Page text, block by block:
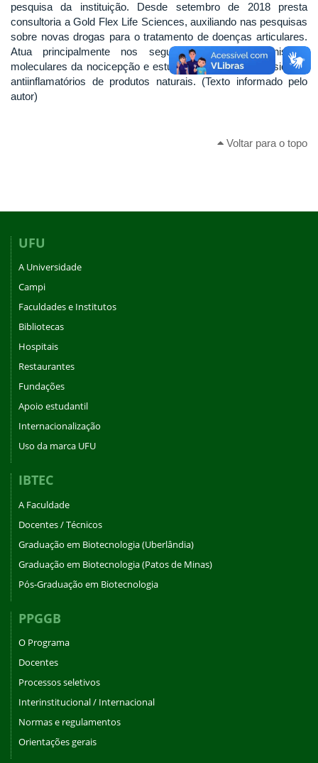
pesquisa da instituição. Desde setembro de 2018 presta
consultoria a Gold Flex Life Sciences, auxiliando nas pesquisas
sobre novas drogas para o tratamento de doenças articulares.
Atua principalmente nos seguintes temas: mecanismos
moleculares da nocicepção e estudo dos efeitos analgésicos e
antiinflamatórios de produtos naturais. (Texto informado pelo
autor)
Voltar para o topo
UFU
A Universidade
Campi
Faculdades e Institutos
Bibliotecas
Hospitais
Restaurantes
Fundações
Apoio estudantil
Internacionalização
Uso da marca UFU
IBTEC
A Faculdade
Docentes / Técnicos
Graduação em Biotecnologia (Uberlândia)
Graduação em Biotecnologia (Patos de Minas)
Pós-Graduação em Biotecnologia
PPGGB
O Programa
Docentes
Processos seletivos
Interinstitucional / Internacional
Normas e regulamentos
Orientações gerais